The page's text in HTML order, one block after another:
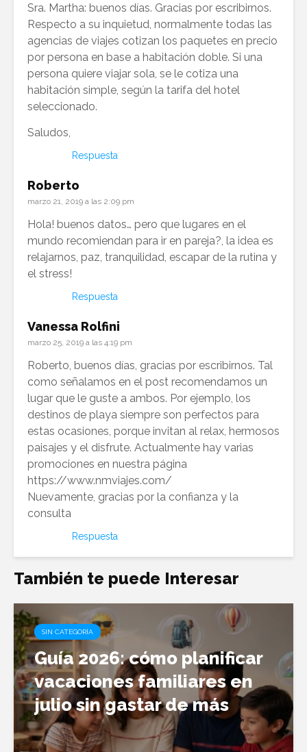
Sra. Martha: buenos días. Gracias por escribirnos.
Respecto a su inquietud, normalmente todas las
agencias de viajes cotizan los paquetes en precio
por persona en base a habitación doble. Si una
persona quiere viajar sola, se le cotiza una
habitación simple, según la tarifa del hotel
seleccionado.
Saludos,
Respuesta
Roberto
marzo 21, 2019 a las 2:09 pm
Hola! buenos datos… pero que lugares en el
mundo recomiendan para ir en pareja?, la idea es
relajarnos, paz, tranquilidad, escapar de la rutina y
el stress!
Respuesta
Vanessa Rolfini
marzo 25, 2019 a las 4:19 pm
Roberto, buenos días, gracias por escribirnos. Tal
como señalamos en el post recomendamos un
lugar que le guste a ambos. Por ejemplo, los
destinos de playa siempre son perfectos para
estas ocasiones, porque invitan al relax, hermosos
paisajes y el disfrute. Actualmente hay varias
promociones en nuestra página
https://www.nmviajes.com/
Nuevamente, gracias por la confianza y la
consulta
Respuesta
También te puede Interesar
SIN CATEGORÍA
Guía 2026: cómo planificar
vacaciones familiares en
julio sin gastar de más